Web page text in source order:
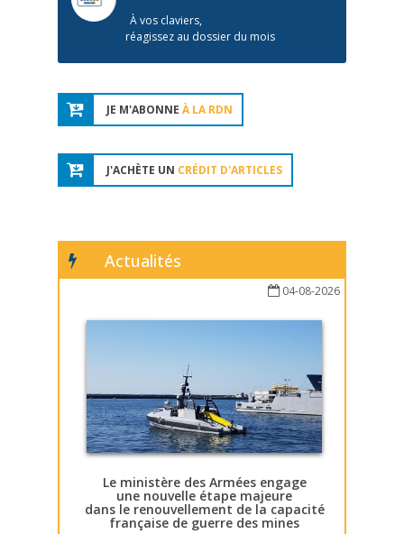
À vos claviers,
réagissez au dossier du mois
JE M'ABONNE À LA RDN
J'ACHÈTE UN CRÉDIT D'ARTICLES
Actualités
04-08-2026
Le ministère des Armées engage
une nouvelle étape majeure
dans le renouvellement de la capacité
française de guerre des mines